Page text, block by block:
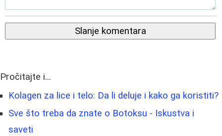
Slanje komentara
Pročitajte i...
Kolagen za lice i telo: Da li deluje i kako ga koristiti?
Sve što treba da znate o Botoksu - Iskustva i
saveti